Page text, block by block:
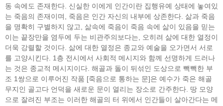
동 속에도 존재한다. 신실한 이에게 인간이란 집행유예 상태에 놓여있
는 죽음의 존재이며, 죽음은 인간 자신의 내부에 상존한다. 삶과 죽음
을 명확히 구별하지 않고, 삶속에 죽음이 죽음 속에 삶이 있음을 믿는
이는 끝장만을 염두에 두는 비관주의보다는, 오히려 삶에 대한 열정이
더욱 강렬할 것이다. 삶에 대한 열정은 종교와 예술을 오가면서 서로
를 고양시킨다. 1층 전시에서 사회적 메시지와 함께 선명하게 드러나
는 것은 종교적 메시지이다. 해골과 돌이 뒤섞인 도상으로 빽빽한 부
조 1쌍으로 이루어진 작품 [죽음으로 통하는 문]은 예수가 죽은 해골
무지인 골고다 언덕을 새로운 문이 열리는 장소로 간주한다. 땅 모양
으로 잘려진 부조는 이러한 해골의 터 위에서 인간들이 살아간다는 메